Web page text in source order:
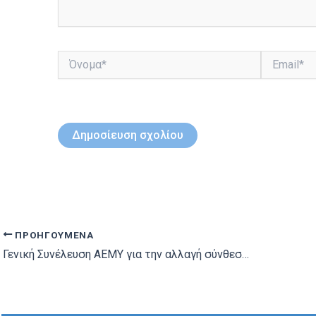
Όνομα*
ΠΡΟΗΓΟΎΜΕΝΑ
Γενική Συνέλευση ΑΕΜΥ για την αλλαγή σύνθεσης του Δ.Σ